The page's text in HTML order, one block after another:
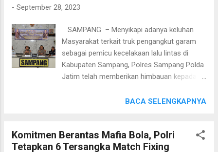
Danang, bahwa penghargaan itu diterima
Lintas Bhayangkara di Indonesia Safety
Driving Center(ISDC) Serpong Tangerang
Banten. Pemberian penghargaan Juara 1
diserahkan langsung Kakorlantas Polri Irjen
Pol Drs Firman Shantyabudi, M.Si dan dihadiri
Listyo Sigit Prabowo M.Si dan PJU Mabes
- September 28, 2023
SAMPANG – Menyikapi adanya keluhan
Masyarakat terkait truk pengangkut garam
sebagai pemicu kecelakaan lalu lintas di
Kabupaten Sampang, Polres Sampang Polda
Jatim telah memberikan himbauan kepada
Himbauan itu disampaikan Kapolres
Oriented Policing terhadap truk pengangkut
garam. “Sudah kami kumpulkan pihak
BACA SELENGKAPNYA
Komitmen Berantas Mafia Bola, Polri
Tetapkan 6 Tersangka Match Fixing